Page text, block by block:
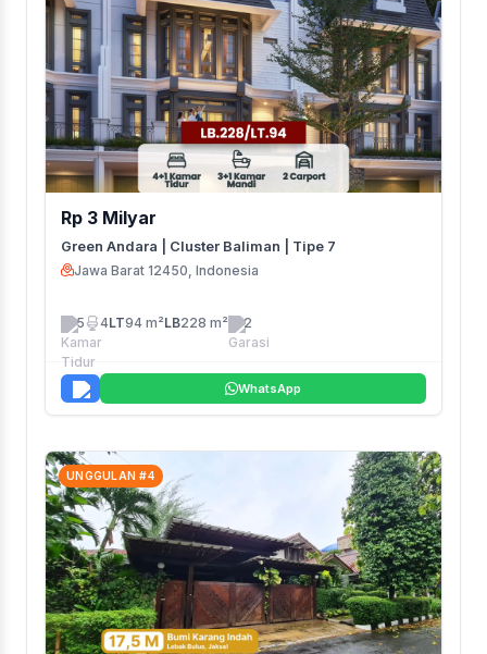
Rp 3 Milyar
Green Andara | Cluster Baliman | Tipe 7
Jawa Barat 12450, Indonesia
5 4LT94 m²LB228 m² 2
WhatsApp
UNGGULAN #4